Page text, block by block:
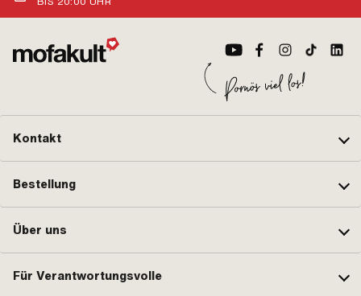
Kontakt
Bestellung
Über uns
Für Verantwortungsvolle